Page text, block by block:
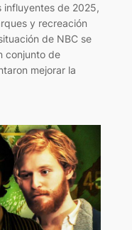
influyentes de 2025,
y recreación
de NBC se
conjunto de
mejorar la